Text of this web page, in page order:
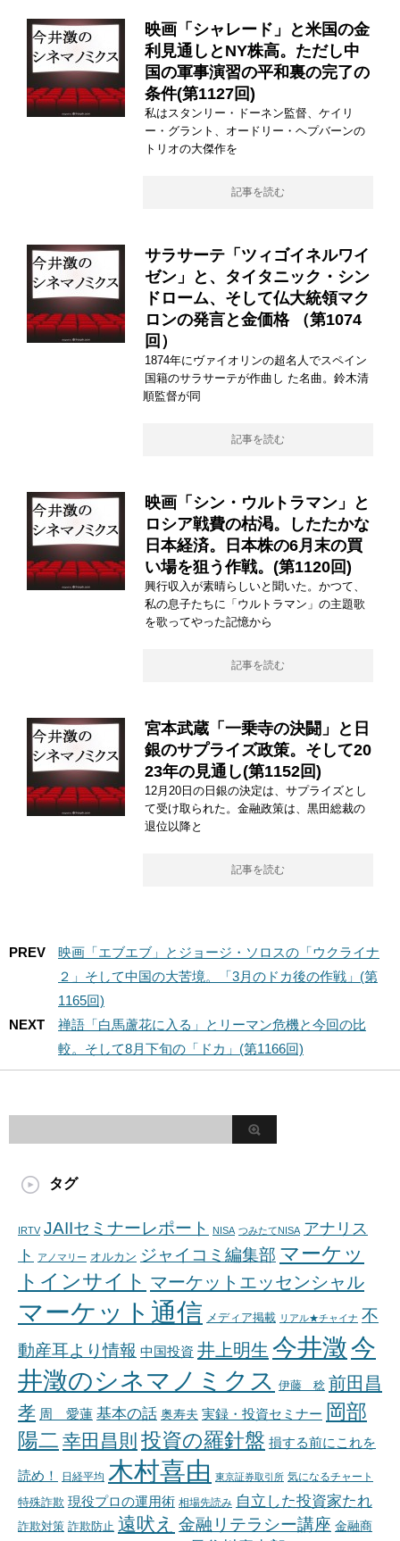
映画「シャレード」と米国の金
利見通しとNY株高。ただし中
国の軍事演習の平和裏の完了の
条件(第1127回)
私はスタンリー・ドーネン監督、ケイリ
ー・グラント、オードリー・ヘプバーンの
トリオの大傑作を
記事を読む
サラサーテ「ツィゴイネルワイ
ゼン」と、タイタニック・シン
ドローム、そして仏大統領マク
ロンの発言と金価格 （第1074
回）
1874年にヴァイオリンの超名人でスペイン
国籍のサラサーテが作曲し た名曲。鈴木清
順監督が同
記事を読む
映画「シン・ウルトラマン」と
ロシア戦費の枯渇。したたかな
日本経済。日本株の6月末の買
い場を狙う作戦。(第1120回)
興行収入が素晴らしいと聞いた。かつて、
私の息子たちに「ウルトラマン」の主題歌
を歌ってやった記憶から
記事を読む
宮本武蔵「一乗寺の決闘」と日
銀のサプライズ政策。そして20
23年の見通し(第1152回)
12月20日の日銀の決定は、サプライズとし
て受け取られた。金融政策は、黒田総裁の
退位以降と
記事を読む
PREV
映画「エブエブ」とジョージ・ソロスの「ウクライナ
２」そして中国の大苦境。「3月のドカ後の作戦」(第
1165回)
NEXT
禅語「白馬蘆花に入る」とリーマン危機と今回の比
較。そして8月下旬の「ドカ」(第1166回)
タグ
IRTV JAIIセミナーレポート NISA つみたてNISA アナリス
ト
アノマリー オルカン ジャイコミ編集部 マーケッ
トインサイト マーケットエッセンシャル
マーケット通信 メディア掲載 リアル★チャイナ 不
動産耳より情報 中国投資 井上明生 今井澂今
井澂のシネマノミクス 伊藤 稔 前田昌
孝 周 愛蓮 基本の話 奥寿夫 実録・投資セミナー 岡部
陽二 幸田昌則 投資の羅針盤 損する前にこれを
読め！ 日経平均 木村喜由 東京証券取引所 気になるチャート
特殊詐欺 現役プロの運用術 相場先読み 自立した投資家たれ
詐欺対策 詐欺防止 遠吠え 金融リテラシー講座 金融商